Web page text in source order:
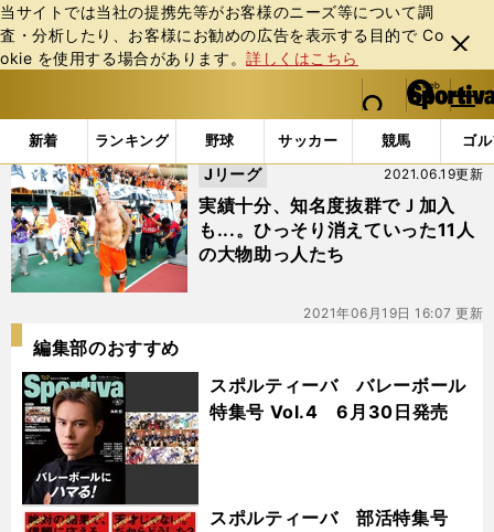
当サイトでは当社の提携先等がお客様のニーズ等について調
査・分析したり、お客様にお勧めの広告を表⽰する⽬的で Co
okie を使⽤する場合があります。詳しくはこちら
閉じ
る
web Sportiva (webスポルティーバ)
検索
マイペ
ー
ジ
メニュ
新着 ランキング 野球 サッカー 競馬 ゴ
b
ス
ポ
ル
テ
ィ
ー
バ
「#ウーベ・ラーン」の最新ニュース・ 情報
実績十分、知名度抜群でＪ加入
も...。ひっそり消えていった11人
の大物助っ人たち
2021.06.19更新
Jリーグ
2021年06月19日 16:07 更新
編集部のおすすめ
スポルティーバ バレーボール
特集号 Vol.4 6月30日発売
スポルティーバ 部活特集号